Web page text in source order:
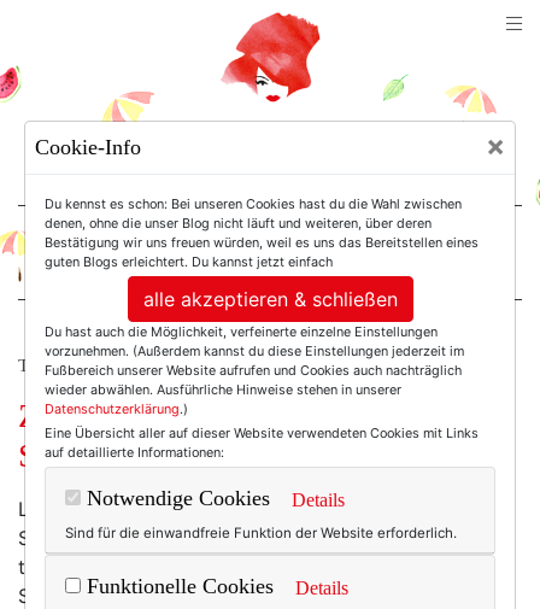
For Women. Not Girls.
TEXTERELLA GENIESST.
Zurück am Meer und der schönste
Sonnenuntergang der Welt!
Letzthin erzählte mir jemand, dass Balis
Sonnenuntergänge die schönsten überhaupt seien. Ich
trete den Gegenbeweis an: Die weltschönsten
Sonnenuntergänge gibt es an der Ostsee, hier auf dem
Cookie-Info ×
Du kennst es schon: Bei unseren Cookies hast du die Wahl zwischen
denen, ohne die unser Blog nicht läuft und weiteren, über deren
Bestätigung wir uns freuen würden, weil es uns das Bereitstellen eines
guten Blogs erleichtert. Du kannst jetzt einfach
alle akzeptieren & schließen
Du hast auch die Möglichkeit, verfeinerte einzelne Einstellungen
vorzunehmen. (Außerdem kannst du diese Einstellungen jederzeit im
Fußbereich unserer Website aufrufen und Cookies auch nachträglich
wieder abwählen. Ausführliche Hinweise stehen in unserer
Datenschutzerklärung.)
Eine Übersicht aller auf dieser Website verwendeten Cookies mit Links
auf detaillierte Informationen:
Notwendige Cookies Details
Sind für die einwandfreie Funktion der Website erforderlich.
Funktionelle Cookies Details